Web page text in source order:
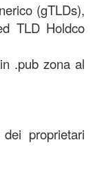
(gTLDs),
TLD Holdco
.pub zona al
proprietari